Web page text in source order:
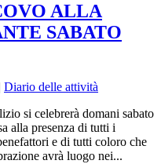
ALLA
SABATO
Diario delle attività
si celebrerà domani sabato
alla presenza di tutti i
e di tutti coloro che
avrà luogo nei...